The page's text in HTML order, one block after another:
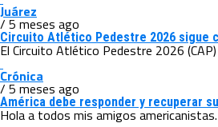
Juárez
/ 5 meses ago
Circuito Atlético Pedestre 2026 sigue
El Circuito Atlético Pedestre 2026
Crónica
/ 5 meses ago
América debe responder y recuperar
Hola a todos mis amigos